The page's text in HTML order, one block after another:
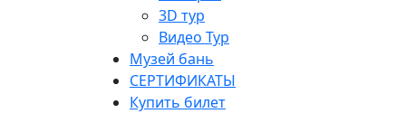
3D тур
Видео Тур
Музей бань
СЕРТИФИКАТЫ
Купить билет